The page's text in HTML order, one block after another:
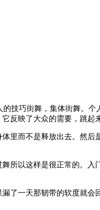
技巧街舞，集体街舞。
反映了大众的需要，跳起
里而不是释放出去。然
所以这样是很正常的。
了一天那韧带的软度就